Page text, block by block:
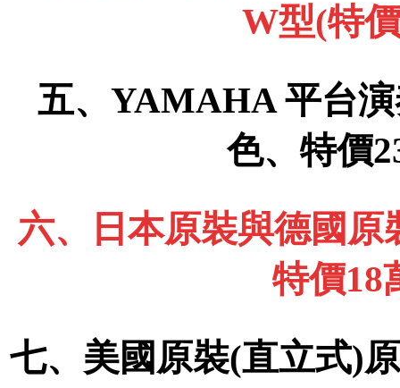
W型(特
五、YAMAHA 平台
色、特價
六、日本原裝與德國
特價18
七、美國原裝(直立式)